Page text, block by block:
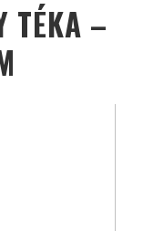
TÉKA –